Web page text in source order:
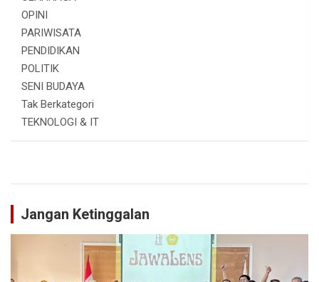
OPINI
PARIWISATA
PENDIDIKAN
POLITIK
SENI BUDAYA
Tak Berkategori
TEKNOLOGI & IT
Jangan Ketinggalan